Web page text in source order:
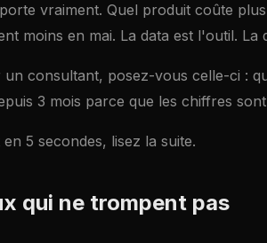
vraiment. Quel produit coûte
moins en mai. La data est l'outil. La
consultant, posez-vous celle-ci :
3 mois parce que les chiffres
5 secondes, lisez la suite.
qui ne trompent pas